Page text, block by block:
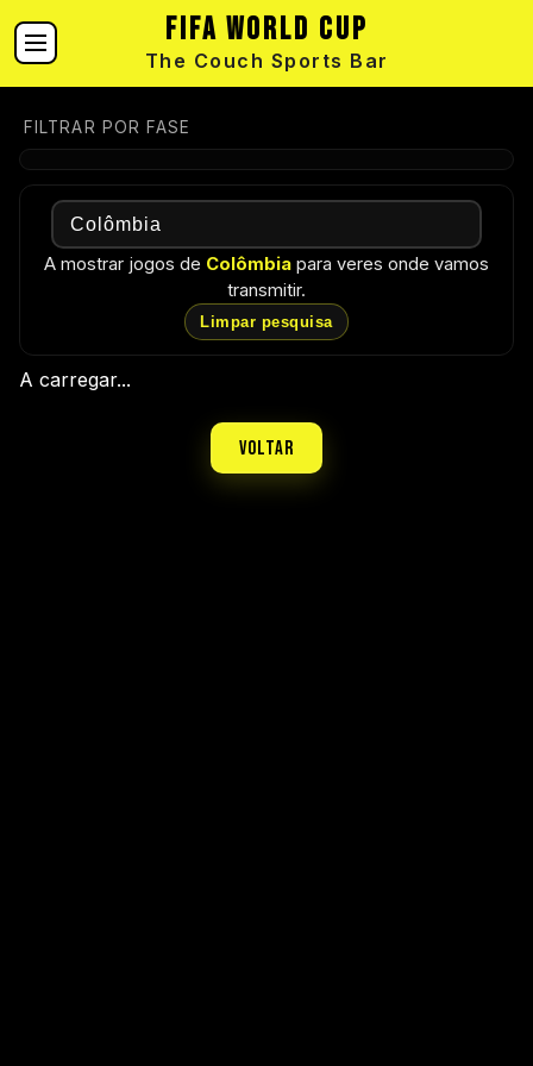
FIFA World Cup
The Couch Sports Bar
FILTRAR POR FASE
A mostrar jogos de Colômbia para veres onde vamos
transmitir.
Limpar pesquisa
A carregar...
Voltar